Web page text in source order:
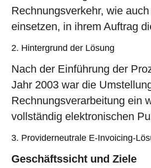
Rechnungsverkehr, wie
einsetzen, in ihrem Auftrag
2. Hintergrund der Lösung
Nach der Einführung der
Jahr 2003 war die
Rechnungsverarbeitung ein
vollständig elektronischen
3. Providerneutrale E-Invoicing-
Geschäftssicht und Ziele